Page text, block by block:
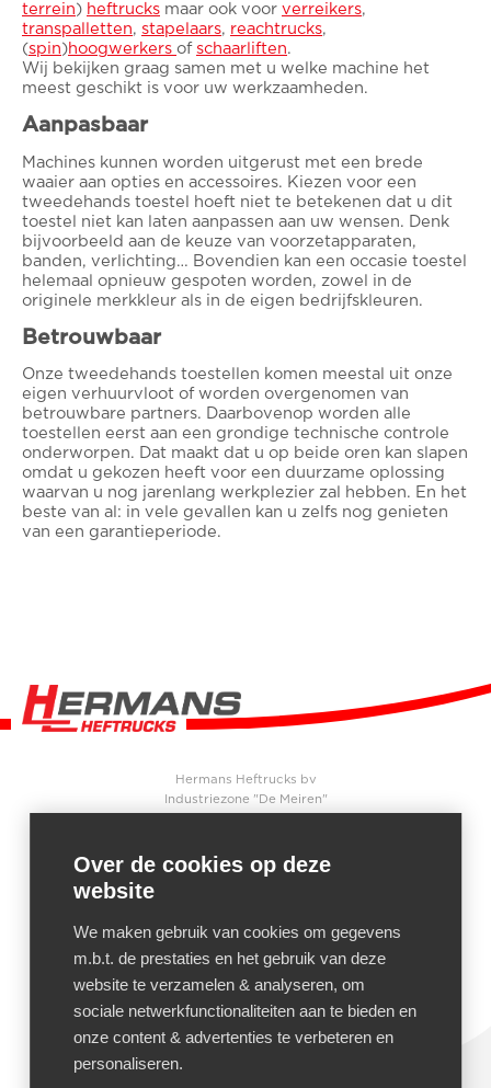
Over de cookies op deze
website
We maken gebruik van cookies om gegevens
m.b.t. de prestaties en het gebruik van deze
website te verzamelen & analyseren, om
sociale netwerkfunctionaliteiten aan te bieden en
onze content & advertenties te verbeteren en
personaliseren.
terrein) heftrucks maar ook voor verreikers,
transpalletten, stapelaars, reachtrucks,
(spin)hoogwerkers of schaarliften.
Wij bekijken graag samen met u welke machine het
meest geschikt is voor uw werkzaamheden.
Aanpasbaar
Machines kunnen worden uitgerust met een brede
waaier aan opties en accessoires. Kiezen voor een
tweedehands toestel hoeft niet te betekenen dat u dit
toestel niet kan laten aanpassen aan uw wensen. Denk
bijvoorbeeld aan de keuze van voorzetapparaten,
banden, verlichting… Bovendien kan een occasie toestel
helemaal opnieuw gespoten worden, zowel in de
originele merkkleur als in de eigen bedrijfskleuren.
Betrouwbaar
Onze tweedehands toestellen komen meestal uit onze
eigen verhuurvloot of worden overgenomen van
betrouwbare partners. Daarbovenop worden alle
toestellen eerst aan een grondige technische controle
onderworpen. Dat maakt dat u op beide oren kan slapen
omdat u gekozen heeft voor een duurzame oplossing
waarvan u nog jarenlang werkplezier zal hebben. En het
beste van al: in vele gevallen kan u zelfs nog genieten
van een garantieperiode.
Hermans Heftrucks bv
Industriezone "De Meiren"
België
+32 3 340 04 90
+32 3 340 04 91